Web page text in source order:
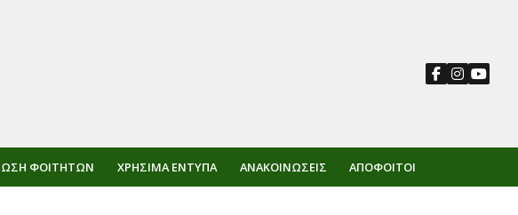
ΦΟΙΤΗΤΏΝ ΧΡΉΣΙΜΑ ΈΝΤΥΠΑ ΑΝΑΚΟΙΝΏΣΕΙΣ ΑΠΌΦΟΙΤΟΙ